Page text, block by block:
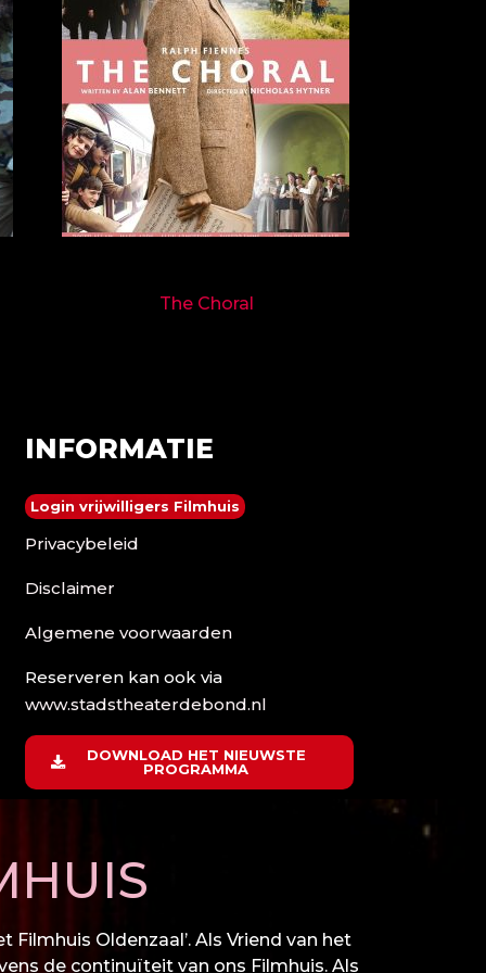
The Choral
Oldenzaal’. Als Vriend van het
de continuïteit van ons Filmhuis. Als
INFORMATIE
Login vrijwilligers Filmhuis
Privacybeleid
Disclaimer
Algemene voorwaarden
Reserveren kan ook via
www.stadstheaterdebond.nl
DOWNLOAD HET NIEUWSTE
PROGRAMMA